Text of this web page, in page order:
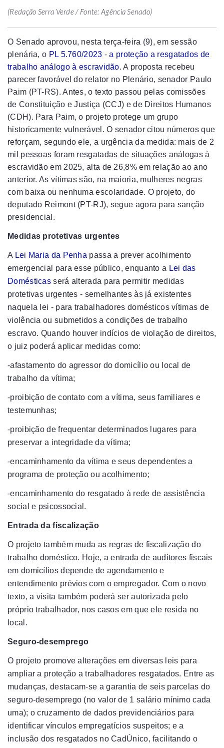
(Redação Serra Verde / Fonte: Agência Senado)
O Senado aprovou, nesta terça-feira (9), em sessão
plenária, o PL 5.760/2023 -a proteção a resgatados de
trabalho análogo à escravidão. A proposta recebeu
parecer favorável do relator no Plenário, senador Paulo
Paim (PT-RS). Antes, o texto passou pelas comissões
de Constituição e Justiça (CCJ) e de Direitos Humanos
(CDH). Para Paim, o projeto protege um grupo
historicamente vulnerável. O senador citou números que
reforçam, segundo ele, a urgência da medida: mais de 2
mil pessoas foram resgatadas de situações análogas à
escravidão em 2025, alta de 26,8% em relação ao ano
anterior. As vítimas são, na maioria, mulheres negras
com baixa ou nenhuma escolaridade. O projeto, do
deputado Reimont (PT-RJ), segue agora para sanção
presidencial.
Medidas protetivas urgentes
A Lei Maria da Penha passa a prever acolhimento
emergencial para esse público, enquanto a Lei das
Domésticas será alterada para permitir medidas
protetivas urgentes - semelhantes às já existentes
naquela lei - para trabalhadores domésticos vítimas de
violência ou submetidos a condições de trabalho
escravo. Quando houver indícios de violação de direitos,
o juiz poderá aplicar medidas como:
-afastamento do agressor do domicílio ou local de
trabalho da vítima;
-proibição de contato com a vítima, seus familiares e
testemunhas;
-proibição de frequentar determinados lugares para
preservar a integridade da vítima;
-encaminhamento da vítima e seus dependentes a
programa de proteção ou acolhimento;
-encaminhamento do resgatado à rede de assistência
social e psicossocial.
Entrada da fiscalização
O projeto também muda as regras de fiscalização do
trabalho doméstico. Hoje, a entrada de auditores fiscais
em domicílios depende de agendamento e
entendimento prévios com o empregador. Com o novo
texto, a visita também poderá ser autorizada pelo
próprio trabalhador, nos casos em que ele resida no
local.
Seguro-desemprego
O projeto promove alterações em diversas leis para
ampliar a proteção a trabalhadores resgatados. Entre as
mudanças, destacam-se a garantia de seis parcelas do
seguro-desemprego (no valor de 1 salário mínimo cada
uma); o cruzamento de dados previdenciários para
identificar vínculos empregatícios suspeitos; e a
inclusão dos resgatados no CadÚnico, facilitando o